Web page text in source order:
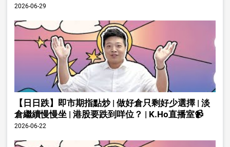
2026-06-29
【日日跌】即市期指點炒 | 做好倉只剩好少選擇 | 淡
倉繼續慢慢坐 | 港股要跌到咩位？ | K.Ho直播室📹
2026-06-22